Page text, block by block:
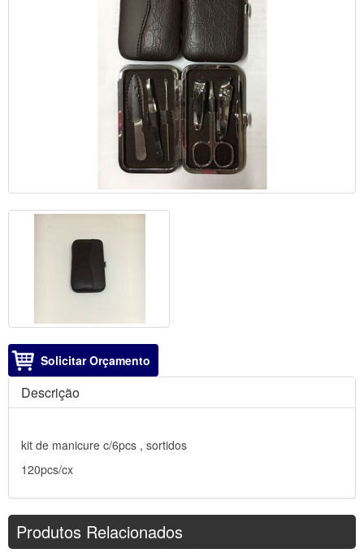
Solicitar Orçamento
Descrição
kit de manicure c/6pcs , sortidos
120pcs/cx
Produtos Relacionados